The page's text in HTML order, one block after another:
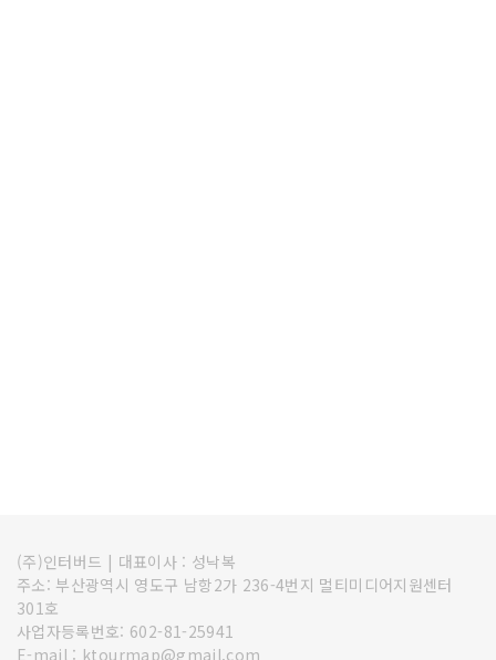
(주)인터버드 | 대표이사 : 성낙복
주소: 부산광역시 영도구 남항2가 236-4번지 멀티미디어지원센터
301호
사업자등록번호: 602-81-25941
E-mail : ktourmap@gmail.com